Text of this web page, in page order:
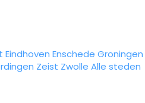
Eindhoven Enschede Groningen
Zeist Zwolle Alle steden